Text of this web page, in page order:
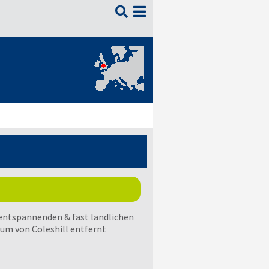

& fast ländlichen
von Coleshill entfernt